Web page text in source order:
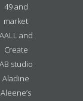
49 and
market
AALL and
Create
AB studio
Aladine
Aleene’s